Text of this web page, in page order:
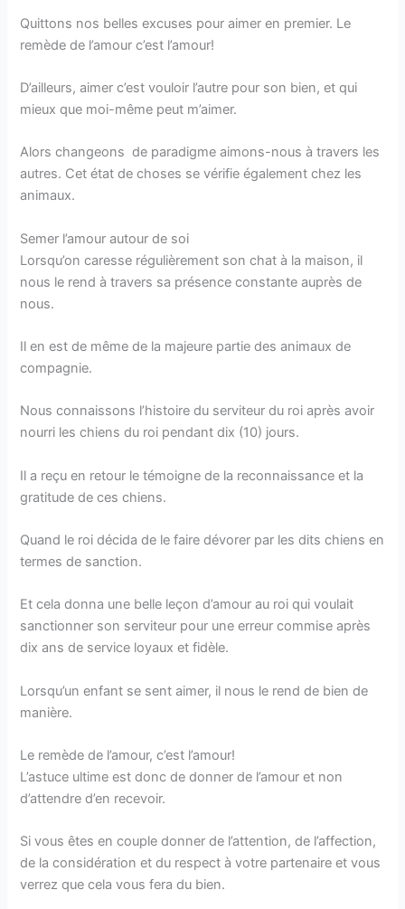
Quittons nos belles excuses pour aimer en premier. Le
remède de l’amour c’est l’amour!
D’ailleurs, aimer c’est vouloir l’autre pour son bien, et qui
mieux que moi-même peut m’aimer.
Alors changeons de paradigme aimons-nous à travers les
autres. Cet état de choses se vérifie également chez les
animaux.
Semer l’amour autour de soi
Lorsqu’on caresse régulièrement son chat à la maison, il
nous le rend à travers sa présence constante auprès de
nous.
Il en est de même de la majeure partie des animaux de
compagnie.
Nous connaissons l’histoire du serviteur du roi après avoir
nourri les chiens du roi pendant dix (10) jours.
Il a reçu en retour le témoigne de la reconnaissance et la
gratitude de ces chiens.
Quand le roi décida de le faire dévorer par les dits chiens en
termes de sanction.
Et cela donna une belle leçon d’amour au roi qui voulait
sanctionner son serviteur pour une erreur commise après
dix ans de service loyaux et fidèle.
Lorsqu’un enfant se sent aimer, il nous le rend de bien de
manière.
Le remède de l’amour, c’est l’amour!
L’astuce ultime est donc de donner de l’amour et non
d’attendre d’en recevoir.
Si vous êtes en couple donner de l’attention, de l’affection,
de la considération et du respect à votre partenaire et vous
verrez que cela vous fera du bien.